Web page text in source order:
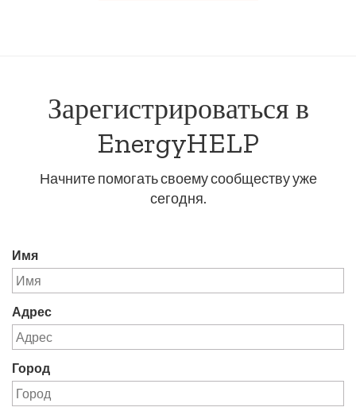
Зарегистрироваться в
EnergyHELP
Начните помогать своему сообществу уже
сегодня.
Имя
Адрес
Город